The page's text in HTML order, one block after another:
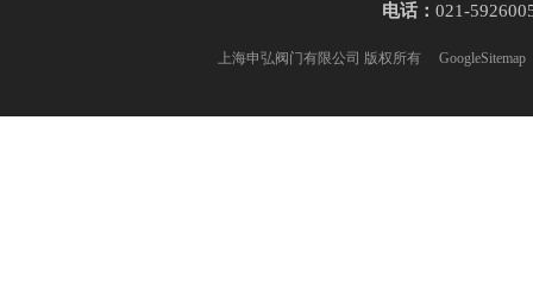
电话： 021-
上海申弘阀门有限公司 版权所有 GoogleSitemap